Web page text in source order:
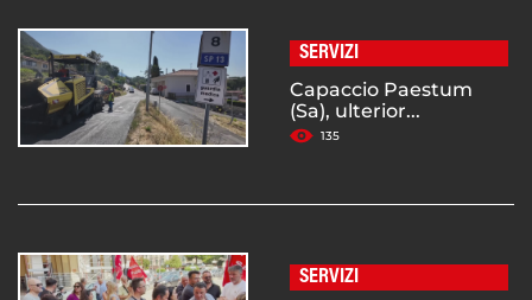
SERVIZI
Capaccio Paestum
(Sa), ulterior...
135
SERVIZI